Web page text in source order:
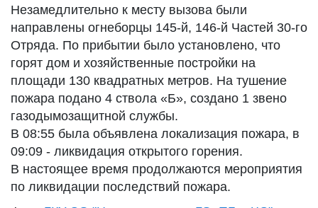
Незамедлительно к месту вызова были
направлены огнеборцы 145-й, 146-й Частей 30-го
Отряда. По прибытии было установлено, что
горят дом и хозяйственные постройки на
площади 130 квадратных метров. На тушение
пожара подано 4 ствола «Б», создано 1 звено
газодымозащитной службы.
В 08:55 была объявлена локализация пожара, в
09:09 - ликвидация открытого горения.
В настоящее время продолжаются мероприятия
по ликвидации последствий пожара.